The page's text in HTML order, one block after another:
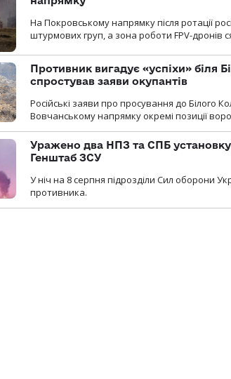
На Покровському напрямку після ротації
штурмових груп, а зона роботи FPV-дронів
Противник вигадує «успіхи» біля
спростував заяви окупантів
Російські заяви про просування до Білого
Вовчанському напрямку окремі позиції
Уражено два НПЗ та СПБ
Генштаб ЗСУ
У ніч на 8 серпня підрозділи Сил оборони
противника.